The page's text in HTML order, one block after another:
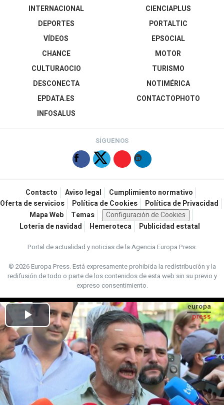
INTERNACIONAL
DEPORTES
VÍDEOS
CIENCIAPLUS
PORTALTIC
EPSOCIAL
CHANCE
CULTURAOCIO
DESCONECTA
EPDATA.ES
INFOSALUS
MOTOR
TURISMO
NOTIMÉRICA
CONTACTOPHOTO
SÍGUENOS
Contacto Aviso legal
Cumplimiento normativo
Oferta de servicios
Política de Cookies
Política de Privacidad
Mapa Web
Temas
Configuración de Cookies
Loteria de navidad
Hemeroteca Publicidad estatal
Portal de actualidad y noticias de la Agencia Europa Press.
© 2026 Europa Press.Está expresamente prohibida la redistribución y la
redifusión de todo o parte de los contenidos de esta web sin su previo y
expreso consentimiento.